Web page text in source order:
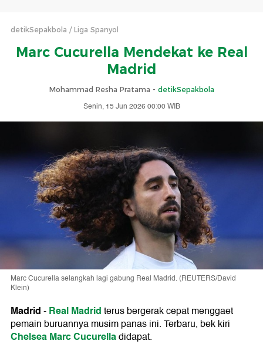
detikSepakbola Liga Spanyol
Marc Cucurella Mendekat ke Real
Madrid
Mohammad Resha Pratama - detikSepakbola
Senin, 15 Jun 2026 00:00 WIB
Marc Cucurella selangkah lagi gabung Real Madrid. (REUTERS/David
Klein)
Madrid-Real Madridterus bergerak cepat menggaet
pemain buruannya musim panas ini. Terbaru, bek kiri
ChelseaMarc Cucurelladidapat.